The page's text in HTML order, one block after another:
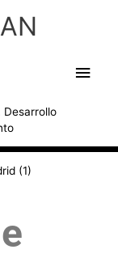
Desarrollo